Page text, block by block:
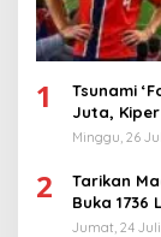
1
Tsunami
Juta,
Minggu, 26
2
Tarikan
Buka 1736
Jumat, 24 Juli